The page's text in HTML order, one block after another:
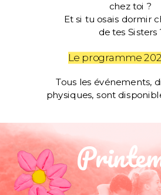
Le programme
Tous les événements,
physiques, sont
chez toi ?
Et si tu osais dormir
de tes Sisters